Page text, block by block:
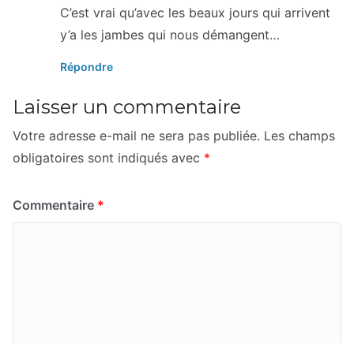
C’est vrai qu’avec les beaux jours qui arrivent
y’a les jambes qui nous démangent…
Répondre
Laisser un commentaire
Votre adresse e-mail ne sera pas publiée. Les champs
obligatoires sont indiqués avec *
Commentaire *